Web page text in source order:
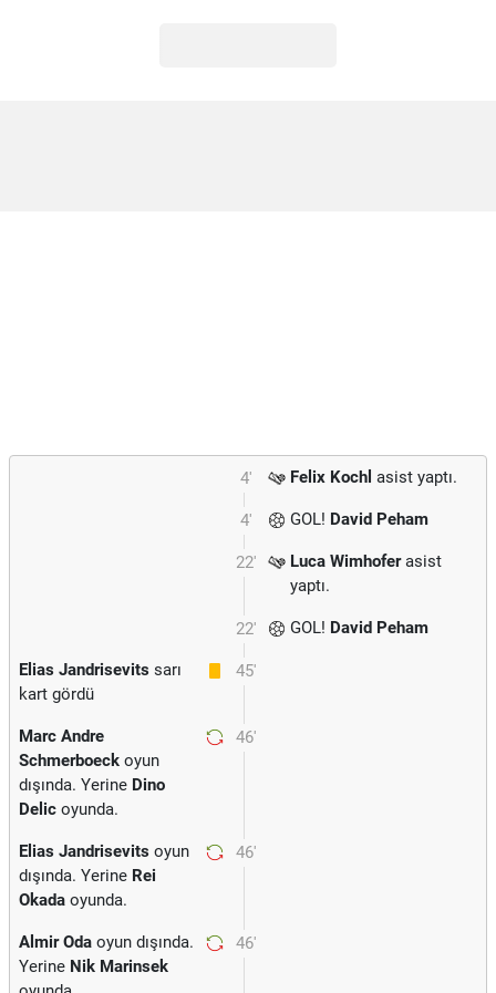
4' Felix Kochl asist yaptı.
4' GOL! David Peham
22' Luca Wimhoferasist
yaptı.
22' GOL! David Peham
45'
Elias Jandrisevits sarı
kart gördü
46'
Marc Andre
Schmerboeck oyun
dışında. Yerine Dino
Delic oyunda.
46'
Elias Jandrisevits oyun
dışında. Yerine Rei
Okada oyunda.
46'
Almir Oda oyun dışında.
Yerine Nik Marinsek